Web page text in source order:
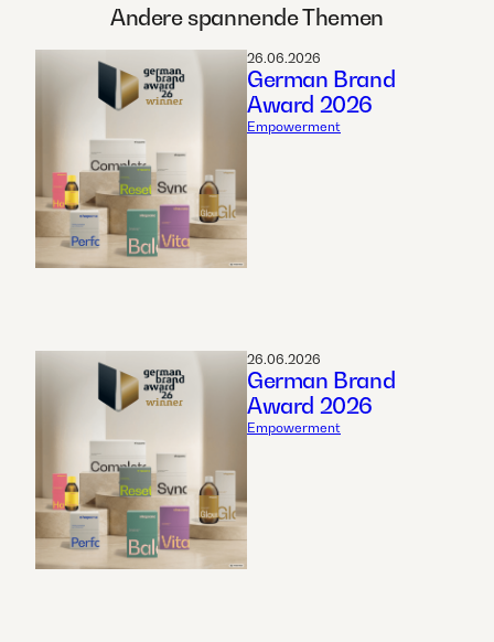
Andere spannende Themen
26.06.2026
German Brand
Award 2026
Empowerment
26.06.2026
German Brand
Award 2026
Empowerment